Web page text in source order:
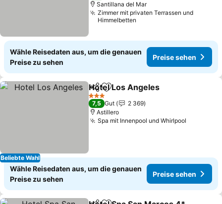
Santillana del Mar
Zimmer mit privaten Terrassen und
Himmelbetten
Wähle Reisedaten aus, um die genauen
Preise zu sehen
Preise sehen
Beliebte Wahl
TeilenZu Favoriten hinzufügen
Hotel Los Angeles
3 Sterne
7,5 Gut
2 369
Astillero
Spa mit Innenpool und Whirlpool
Wähle Reisedaten aus, um die genauen
Preise zu sehen
Preise sehen